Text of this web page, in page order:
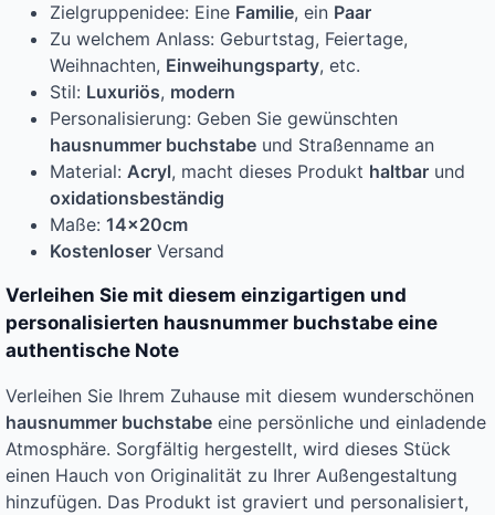
Zielgruppenidee: Eine Familie, ein Paar
Zu welchem Anlass: Geburtstag, Feiertage,
Weihnachten, Einweihungsparty, etc.
Stil: Luxuriös, modern
Personalisierung: Geben Sie gewünschten
hausnummer buchstabe und Straßenname an
Material: Acryl, macht dieses Produkt haltbar und
oxidationsbeständig
Maße: 14x20cm
Kostenloser Versand
Verleihen Sie mit diesem einzigartigen und
personalisierten hausnummer buchstabe eine
authentische Note
Verleihen Sie Ihrem Zuhause mit diesem wunderschönen
hausnummer buchstabe eine persönliche und einladende
Atmosphäre. Sorgfältig hergestellt, wird dieses Stück
einen Hauch von Originalität zu Ihrer Außengestaltung
hinzufügen. Das Produkt ist graviert und personalisiert,